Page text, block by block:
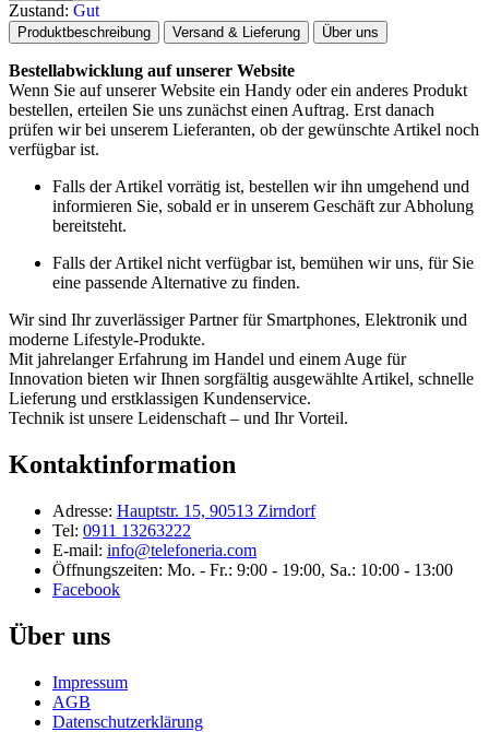
Zustand: Gut
Produktbeschreibung Versand & Lieferung Über uns
Bestellabwicklung auf unserer Website
Wenn Sie auf unserer Website ein Handy oder ein anderes Produkt
bestellen, erteilen Sie uns zunächst einen Auftrag. Erst danach
prüfen wir bei unserem Lieferanten, ob der gewünschte Artikel noch
verfügbar ist.
Falls der Artikel vorrätig ist, bestellen wir ihn umgehend und
informieren Sie, sobald er in unserem Geschäft zur Abholung
bereitsteht.
Falls der Artikel nicht verfügbar ist, bemühen wir uns, für Sie
eine passende Alternative zu finden.
Wir sind Ihr zuverlässiger Partner für Smartphones, Elektronik und
moderne Lifestyle-Produkte.
Mit jahrelanger Erfahrung im Handel und einem Auge für
Innovation bieten wir Ihnen sorgfältig ausgewählte Artikel, schnelle
Lieferung und erstklassigen Kundenservice.
Technik ist unsere Leidenschaft – und Ihr Vorteil.
Kontaktinformation
Adresse: Hauptstr. 15, 90513 Zirndorf
Tel: 0911 13263222
E-mail: info@telefoneria.com
Öffnungszeiten: Mo. - Fr.: 9:00 - 19:00, Sa.: 10:00 - 13:00
Facebook
Über uns
Impressum
AGB
Datenschutzerklärung